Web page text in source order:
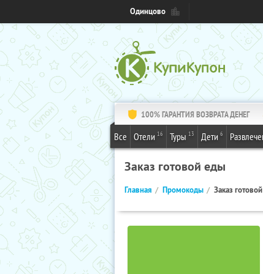
Одинцово
100% ГАРАНТИЯ ВОЗВРАТА ДЕНЕГ
Все Отели 16 Туры 13 Дети 6
Заказ готовой еды
Главная Промокоды Заказ